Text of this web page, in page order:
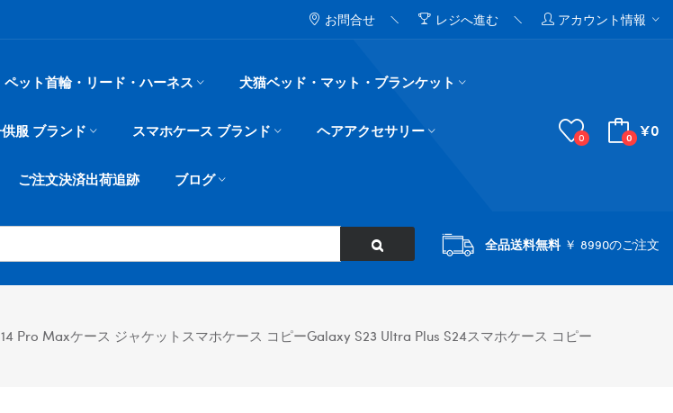
お問合せ レジへ進む アカウント情報
ペット首輪・リード・ハーネス 犬猫ベッド・マット・ブランケット
服 ブランド スマホケース ブランド ヘアアクセサリー
ご注文決済出荷追跡 ブログ
0 0 ¥0
全品送料無料￥ 8990のご注文
Pro Maxケース ジャケットスマホケース コピーgalaxy S23 Ultra Plus S24スマホケース コピー